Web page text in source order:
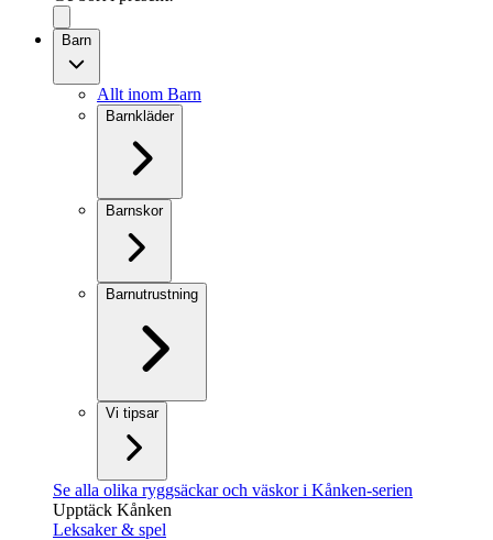
Barn
Allt inom Barn
Barnkläder
Barnskor
Barnutrustning
Vi tipsar
Se alla olika ryggsäckar och väskor i Kånken-serien
Upptäck Kånken
Leksaker & spel